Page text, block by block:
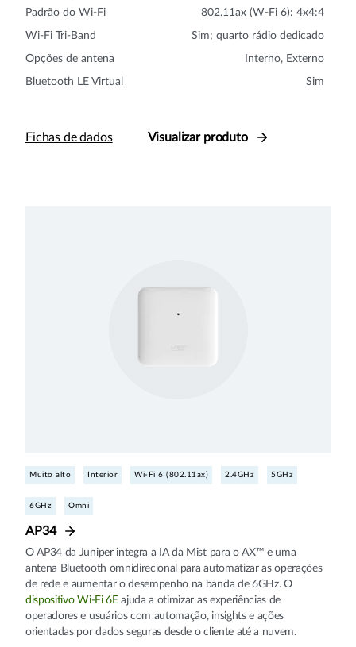
Padrão do Wi-Fi 802.11ax (W-Fi 6): 4x4:4
Wi-Fi Tri-Band Sim; quarto rádio dedicado
Opções de antena Interno, Externo
Bluetooth LE Virtual Sim
Fichas de dados Visualizar produto
Muito alto Interior Wi-Fi 6 (802.11ax) 2.4GHz 5GHz
6GHz Omni
AP34
O AP34 da Juniper integra a IA da Mist para o AX™ e uma
antena Bluetooth omnidirecional para automatizar as operações
de rede e aumentar o desempenho na banda de 6GHz. O
dispositivo Wi-Fi 6Eajuda a otimizar as experiências de
operadores e usuários com automação, insights e ações
orientadas por dados seguras desde o cliente até a nuvem.